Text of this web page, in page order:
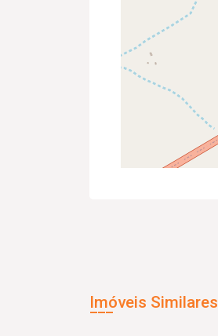
Imóveis Similares